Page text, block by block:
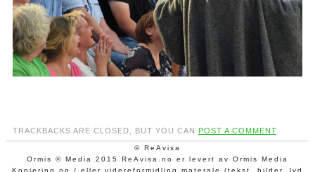
TRACKBACKS ARE CLOSED, BUT YOU CAN POST A COMMENT.
© ReAvisa
Ormis © Media 2015 ReAvisa.no er levert av Ormis Media
Kopiering og / eller videreformidling materale (tekst, bilder, lyd